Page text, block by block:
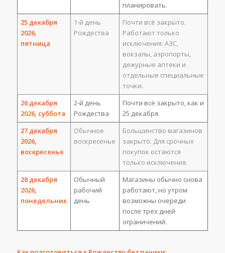
планировать.
25 декабря
2026,
пятница
1-й день
Рождества
Почти всё закрыто.
Работают только
исключения: АЗС,
вокзалы, аэропорты,
дежурные аптеки и
отдельные специальные
точки.
26 декабря
2026, суббота
2-й день
Рождества
Почти всё закрыто, как и
25 декабря.
27 декабря
2026,
воскресенье
Обычное
воскресенье
Большинство магазинов
закрыто. Для срочных
покупок остаются
только исключения.
28 декабря
2026,
понедельник
Обычный
рабочий
день
Магазины обычно снова
работают, но утром
возможны очереди
после трёх дней
ограничений.